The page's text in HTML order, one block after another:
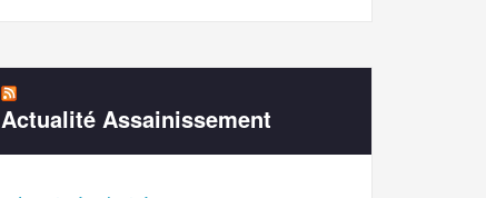
Actualité Assainissement